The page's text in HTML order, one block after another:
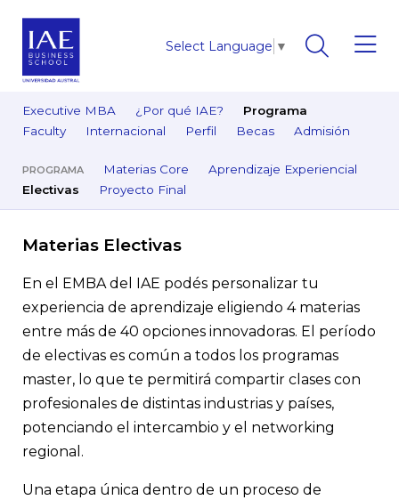
Select Language ▼
Executive MBA ¿Por qué IAE?
Programa
Faculty
Internacional Perfil Becas Admisión
PROGRAMA Materias Core
Aprendizaje Experiencial
Electivas
Proyecto Final
Materias Electivas
En el EMBA del IAE podés personalizar tu
experiencia de aprendizaje eligiendo 4 materias
entre más de 40 opciones innovadoras. El período
de electivas es común a todos los programas
master, lo que te permitirá compartir clases con
profesionales de distintas industrias y países,
potenciando el intercambio y el networking
regional.
Una etapa única dentro de un proceso de